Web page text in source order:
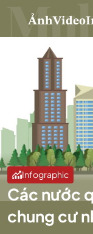
ẢnhVideo
Infographic
Các nước
chung cư